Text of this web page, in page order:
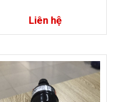
Liên hệ